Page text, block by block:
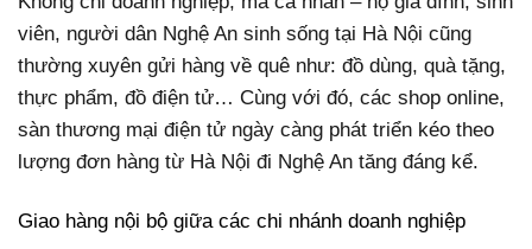
viên, người dân Nghệ An sinh sống tại Hà Nội cũng
thường xuyên gửi hàng về quê như: đồ dùng, quà tặng,
thực phẩm, đồ điện tử… Cùng với đó, các shop online,
sàn thương mại điện tử ngày càng phát triển kéo theo
lượng đơn hàng từ Hà Nội đi Nghệ An tăng đáng kể.
Giao hàng nội bộ giữa các chi nhánh doanh nghiệp